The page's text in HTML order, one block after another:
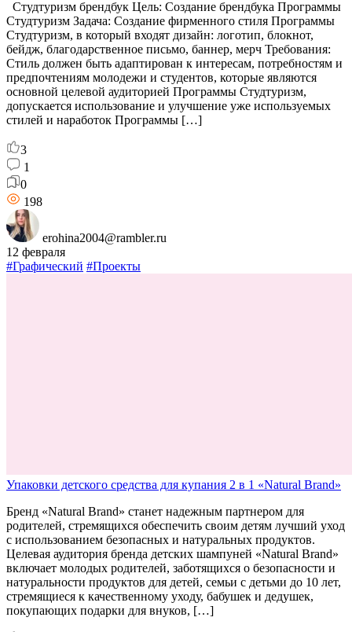
Студтуризм брендбук Цель: Создание брендбука Программы
Студтуризм Задача: Создание фирменного стиля Программы
Студтуризм, в который входят дизайн: логотип, блокнот,
бейдж, благодарственное письмо, баннер, мерч Требования:
Стиль должен быть адаптирован к интересам, потребностям и
предпочтениям молодежи и студентов, которые являются
основной целевой аудиторией Программы Студтуризм,
допускается использование и улучшение уже используемых
стилей и наработок Программы […]
3
1
0
198
erohina2004@rambler.ru
12 февраля
#Графический #Проекты
Упаковки детского средства для купания 2 в 1 «Natural Brand»
Бренд «Natural Brand» станет надежным партнером для
родителей, стремящихся обеспечить своим детям лучший уход
с использованием безопасных и натуральных продуктов.
Целевая аудитория бренда детских шампуней «Natural Brand»
включает молодых родителей, заботящихся о безопасности и
натуральности продуктов для детей, семьи с детьми до 10 лет,
стремящиеся к качественному уходу, бабушек и дедушек,
покупающих подарки для внуков, […]